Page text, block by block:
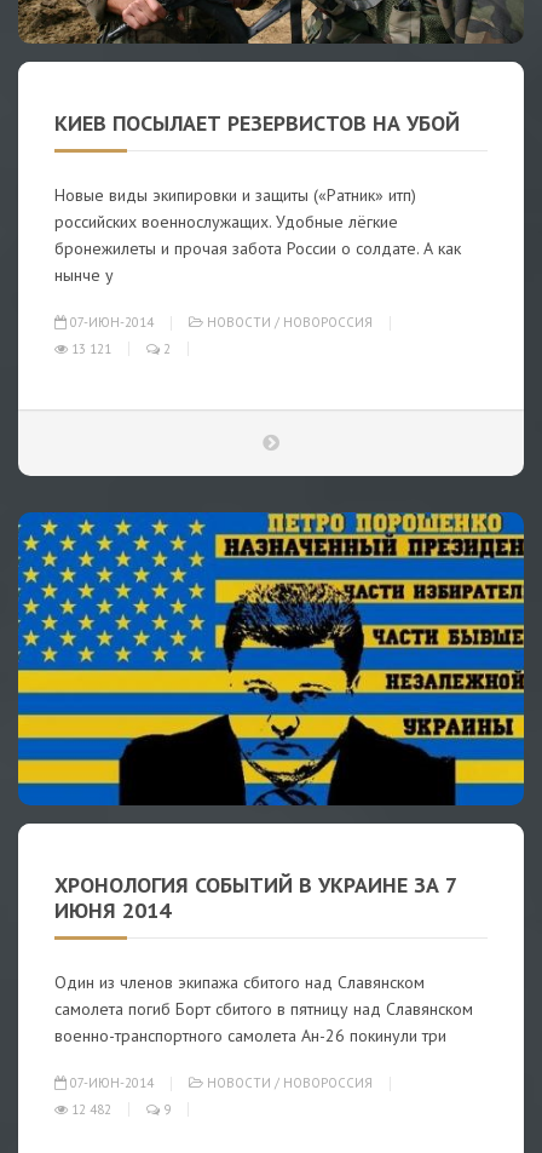
КИЕВ ПОСЫЛАЕТ РЕЗЕРВИСТОВ НА УБОЙ
Новые виды экипировки и защиты («Ратник» итп)
российских военнослужащих. Удобные лёгкие
бронежилеты и прочая забота России о солдате. А как
нынче у
07-ИЮН-2014 НОВОСТИ / НОВОРОССИЯ
13 121
2
ХРОНОЛОГИЯ СОБЫТИЙ В УКРАИНЕ ЗА 7
ИЮНЯ 2014
Один из членов экипажа сбитого над Славянском
самолета погиб Борт сбитого в пятницу над Славянском
военно-транспортного самолета Ан-26 покинули три
07-ИЮН-2014 НОВОСТИ / НОВОРОССИЯ
12 482
9